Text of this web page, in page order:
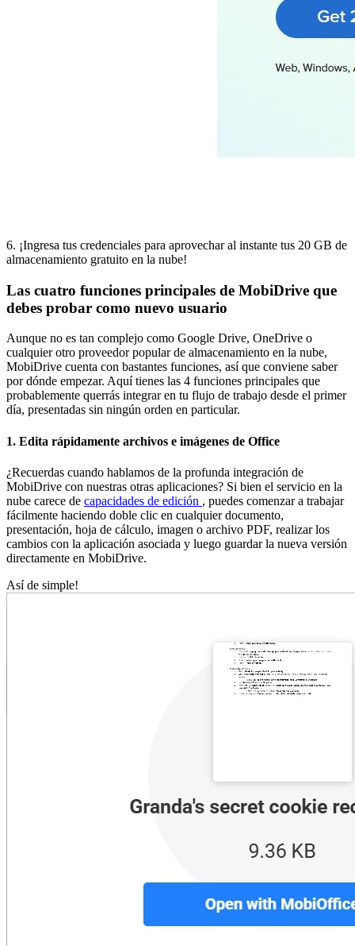
6. ¡Ingresa tus credenciales para aprovechar al instante tus 20 GB de
almacenamiento gratuito en la nube!
Las cuatro funciones principales de MobiDrive que
debes probar como nuevo usuario
Aunque no es tan complejo como Google Drive, OneDrive o
cualquier otro proveedor popular de almacenamiento en la nube,
MobiDrive cuenta con bastantes funciones, así que conviene saber
por dónde empezar. Aquí tienes las 4 funciones principales que
probablemente querrás integrar en tu flujo de trabajo desde el primer
día, presentadas sin ningún orden en particular.
1. Edita rápidamente archivos e imágenes de Office
¿Recuerdas cuando hablamos de la profunda integración de
MobiDrive con nuestras otras aplicaciones? Si bien el servicio en la
nube carece de capacidades de edición , puedes comenzar a trabajar
fácilmente haciendo doble clic en cualquier documento,
presentación, hoja de cálculo, imagen o archivo PDF, realizar los
cambios con la aplicación asociada y luego guardar la nueva versión
directamente en MobiDrive.
Así de simple!